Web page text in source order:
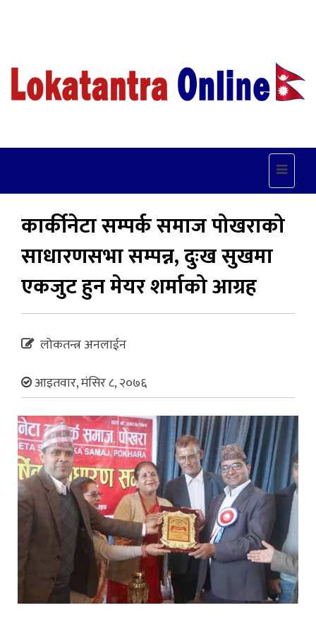
Toggle
कार्कीनेटा सम्पर्क समाज पोखराको
साधारणसभा सम्पन्न, दुःख सुखमा
एकजुट हुन मेयर शर्माको आग्रह
लोकतन्त्र अनलाईन
आइतवार, मंसिर ८, २०७६